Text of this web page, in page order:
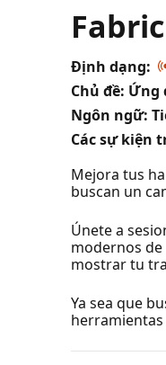
Định dạng:
Chủ đề: Ứng
Ngôn ngữ:
Các sự kiện
Mejora tus
buscan un
Únete a
modernos
mostrar tu
Ya sea que